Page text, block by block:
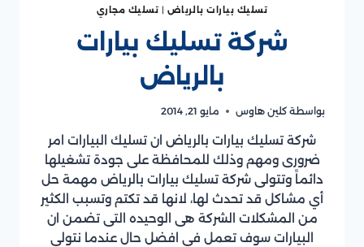
تسليك بيارات بالرياض | تسليك مجاري
شركة تسليك بيارات
بالرياض
بواسطة كلين هاوس مايو 21, 2014
شركة تسليك بيارات بالرياض ان تسليك البيارات امر
ضرورى ومهم وذلك للمحافظة على جودة تشغيلها
دائماً وتتولى شركة تسليك بيارات بالرياض مهمة حل
أي مشاكل قد تحدث لها، لانها قد تكتم وتسبب الكثير
من المشكلات الشركة هى الوحيده التى تضمن ان
البيارات سوف تعمل فى افضل حال عندما نتولى